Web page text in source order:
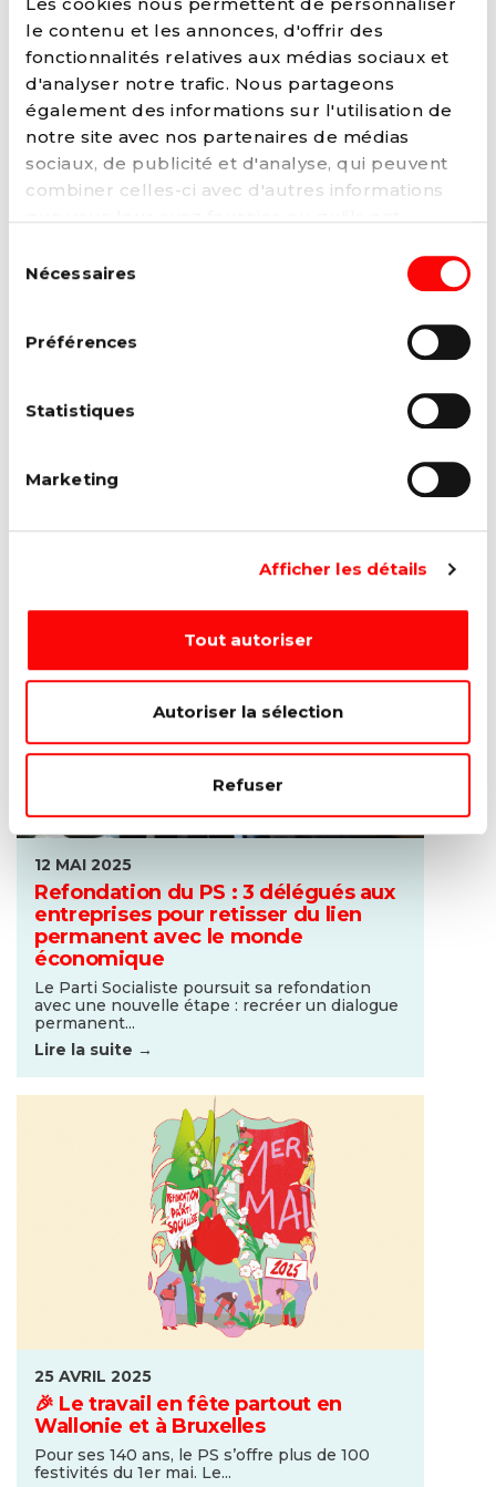
le contenu et les annonces, d'offrir des
fonctionnalités relatives aux médias sociaux et
d'analyser notre trafic. Nous partageons
également des informations sur l'utilisation de
notre site avec nos partenaires de médias
sociaux, de publicité et d'analyse, qui peuvent
combiner celles-ci avec d'autres informations
services. Vous pouvez à tout moment modifier
politique
duNécessaires
Préférences
Statistiques
Marketing
Afficher les détails
Tout autoriser
Autoriser la sélection
Refuser
Réécoutez le discours de Paul Magnette ce 6
septembre, en clôture de la journée Demain...
Lire la suite →
Le Parti Socialiste fait sa rentrée
pouvoir d’achat
Réunis en nombre ce lundi à Nivelles pour
Lire la suite →
12 MAI 2025
Refondation du PS : 3 délégués aux
entreprises pour retisser du lien
permanent avec le monde
économique
Le Parti Socialiste poursuit sa refondation
avec une nouvelle étape : recréer un dialogue
permanent...
Lire la suite →
25 AVRIL 2025
🎉 Le travail en fête partout en
Wallonie et à Bruxelles
Pour ses 140 ans, le PS s’offre plus de 100
festivités du 1er mai. Le...